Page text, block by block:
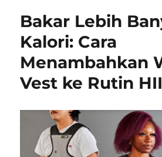
Bakar Lebih
Kalori: Cara
Menambahkan
Vest ke Rutin